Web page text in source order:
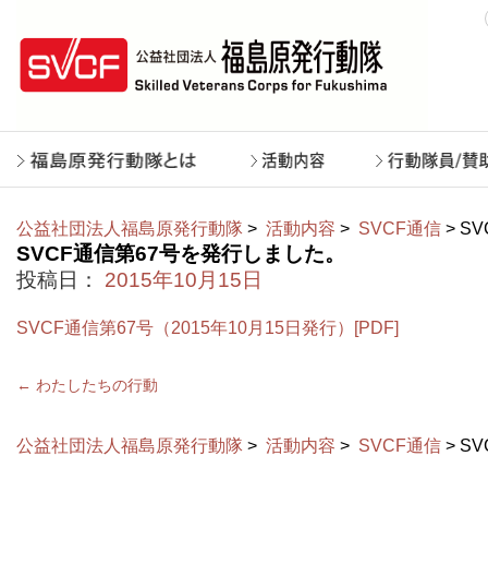
公益社団法人福島原発行動隊 > 活動内容 > SVCF通信 >
SVCF通信第67号を発行しました。
投稿日：
2015年10月15日
SVCF通信第67号（2015年10月15日発行）[PDF]
← わたしたちの行動
公益社団法人福島原発行動隊 > 活動内容 > SVCF通信 >